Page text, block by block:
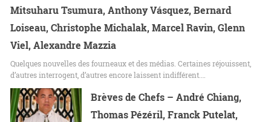
Mitsuharu Tsumura, Anthony Vásquez, Bernard
Loiseau, Christophe Michalak, Marcel Ravin, Glenn
Viel, Alexandre Mazzia
Quelques nouvelles des fourneaux et des médias. Certaines réjouissent,
d’autres interrogent, d’autres encore laissent indifférent.…
Brèves de Chefs – André Chiang,
Thomas Pézéril, Franck Putelat,